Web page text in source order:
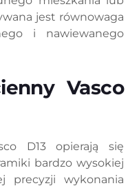
jest równowaga
i nawiewanego
Vasco
D13 opierają się
bardzo wysokiej
precyzji wykonania